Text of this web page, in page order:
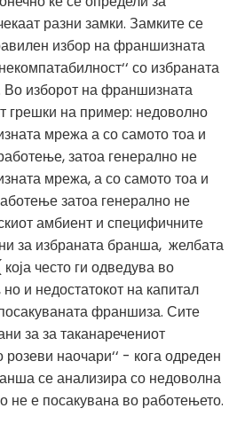
разни замки. Замките се
избор на франшизната
со избраната
изборот на франшизната
грешки на пример: недоволно
мрежа а со самото тоа и
затоа генерално не
мрежа, а со самото тоа и
затоа генерално не
амбиент и специфичните
за избраната бранша, желбата
често ги одведува во
и недостатокот на капитал
франшиза. Сите
за за таканаречениот
наочари‘‘ - кога одреден
се анализира со недоволна
не е посакувана во работењето.